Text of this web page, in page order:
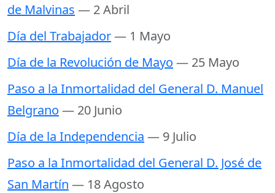
de Malvinas — 2 Abril
Día del Trabajador— 1 Mayo
Día de la Revolución de Mayo — 25 Mayo
Paso a la Inmortalidad del General D. Manuel
Belgrano — 20 Junio
Día de la Independencia — 9 Julio
Paso a la Inmortalidad del General D. José de
San Martín — 18 Agosto